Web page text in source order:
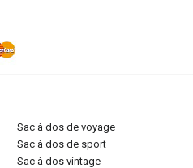
sac à dos de voyage
sac à dos de sport
sac à dos vintage